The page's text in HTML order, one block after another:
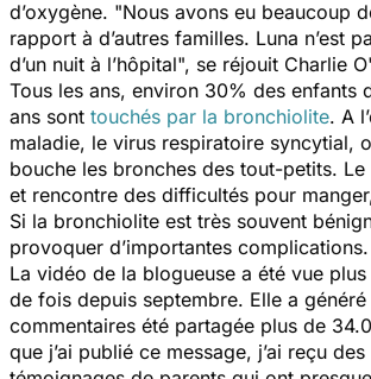
d’oxygène. "Nous avons eu beaucoup
rapport à d’autres familles. Luna n’est
d’un nuit à l’hôpital", se réjouit Charlie
Tous les ans, environ 30% des enfants
ans sont touchés par la bronchiolite. A
maladie, le virus respiratoire syncytial,
bouche les bronches des tout-petits.
et rencontre des difficultés pour
Si la bronchiolite est très souvent
provoquer d’importantes complications.
La vidéo de la blogueuse a été vue
de fois depuis septembre. Elle a
commentaires été partagée plus de
que j’ai publié ce message, j’ai reçu